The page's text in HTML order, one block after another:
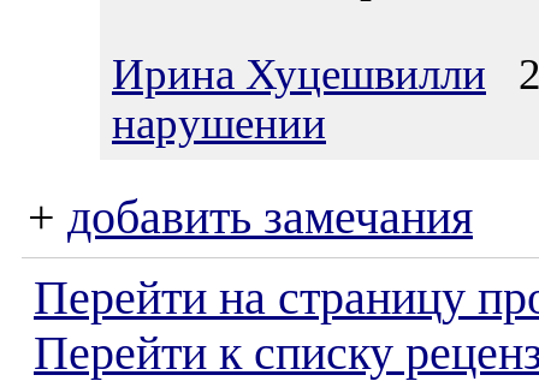
Ирина Хуцешвилли
нарушении
+ добавить замечания
Перейти на страницу
Перейти к списку